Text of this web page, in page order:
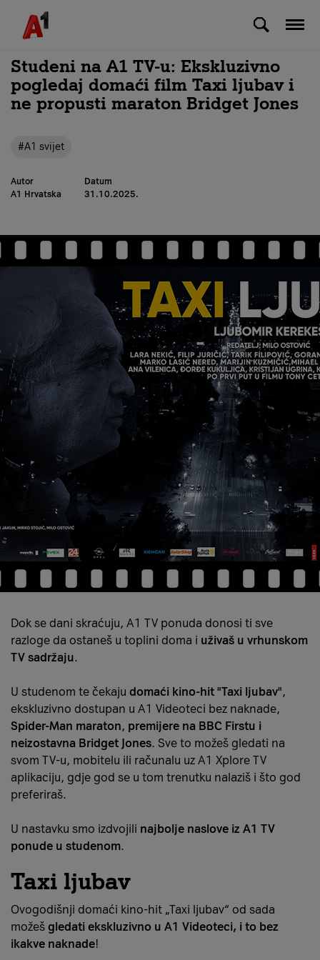
Skip to Main Content
Studeni na A1 TV-u: Ekskluzivno
pogledaj domaći film Taxi ljubav i
ne propusti maraton Bridget Jones
#A1 svijet
Autor
A1 Hrvatska
Datum
31.10.2025.
Dok se dani skraćuju, A1 TV ponuda donosi ti sve
razloge da ostaneš u toplini doma i uživaš u vrhunskom
TV sadržaju.
U studenom te čekaju domaći kino-hit "Taxi ljubav",
ekskluzivno dostupan u A1 Videoteci bez naknade,
Spider-Man maraton, premijere na BBC Firstu i
neizostavna Bridget Jones. Sve to možeš gledati na
svom TV-u, mobitelu ili računalu uz A1 Xplore TV
aplikaciju, gdje god se u tom trenutku nalaziš i što god
preferiraš.
U nastavku smo izdvojili najbolje naslove iz A1 TV
ponude u studenom.
Taxi ljubav
Ovogodišnji domaći kino-hit „Taxi ljubav“ od sada
možeš gledati ekskluzivno u A1 Videoteci, i to bez
ikakve naknade!